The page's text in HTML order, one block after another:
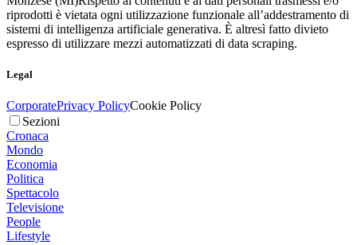
riprodotti è vietata ogni utilizzazione funzionale all’addestramento di
sistemi di intelligenza artificiale generativa. È altresì fatto divieto
espresso di utilizzare mezzi automatizzati di data scraping.
Legal
CorporatePrivacy PolicyCookie Policy
Sezioni
Cronaca
Mondo
Economia
Politica
Spettacolo
Televisione
People
Lifestyle